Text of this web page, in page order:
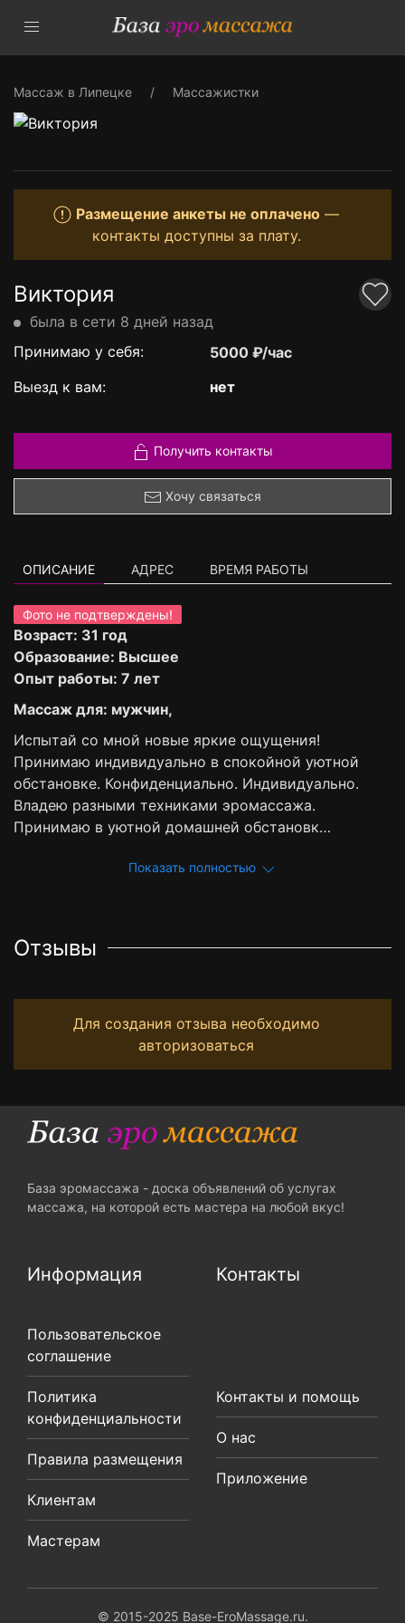
Массаж в Липецке Массажистки
Размещение анкеты не оплачено —
контакты доступны за плату.
Виктория
была в сети 8 дней назад
Принимаю у себя:
5000 ₽/час
Выезд к вам:
нет
Получить контакты
Хочу связаться
ОПИСАНИЕ АДРЕС ВРЕМЯ РАБОТЫ
Фото не подтверждены!
Возраст: 31 год
Образование: Высшее
Опыт работы: 7 лет
Массаж для: мужчин,
Испытай со мной новые яркие ощущения!
Принимаю индивидуально в спокойной уютной
обстановке. Конфиденциально. Индивидуально.
Владею разными техниками эромассажа.
Принимаю в уютной домашней обстановк…
Показать полностью
Отзывы
Для создания отзыва необходимо
авторизоваться
База эромассажа - доска объявлений об услугах
массажа, на которой есть мастера на любой вкус!
Информация
Пользовательское
соглашение
Политика
конфиденциальности
Правила размещения
Клиентам
Мастерам
Контакты
Контакты и помощь
О нас
Приложение
© 2015-2025 Base-EroMassage.ru.